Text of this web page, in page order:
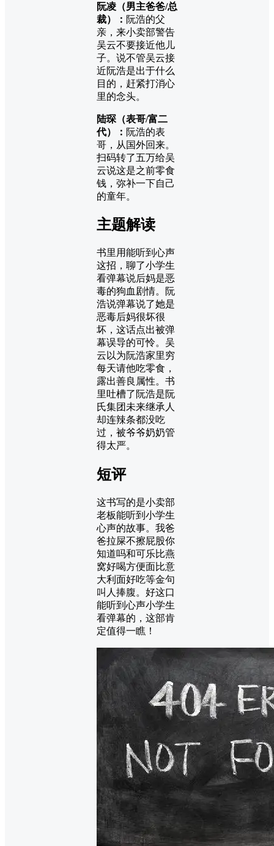
阮凌（男主爸爸/总
裁）： 阮浩的父
亲，来小卖部警告
吴云不要接近他儿
子。说不管吴云接
近阮浩是出于什么
目的，赶紧打消心
里的念头。
陆琛（表哥/富二
代）： 阮浩的表
哥，从国外回来。
扫码转了五万给吴
云说这是之前零食
钱，弥补一下自己
的童年。
主题解读
书里用能听到心声
这招，聊了小学生
看弹幕说后妈是恶
毒的狗血剧情。阮
浩说弹幕说了她是
恶毒后妈很坏很
坏，这话点出被弹
幕误导的可怜。吴
云以为阮浩家里穷
每天请他吃零食，
露出善良属性。书
里吐槽了阮浩是阮
氏集团未来继承人
却连辣条都没吃
过，被爷爷奶奶管
得太严。
短评
这书写的是小卖部
老板能听到小学生
心声的故事。我爸
爸拉屎不擦屁股你
知道吗和可乐比燕
窝好喝方便面比意
大利面好吃等金句
叫人捧腹。好这口
能听到心声小学生
看弹幕的，这部肯
定值得一瞧！